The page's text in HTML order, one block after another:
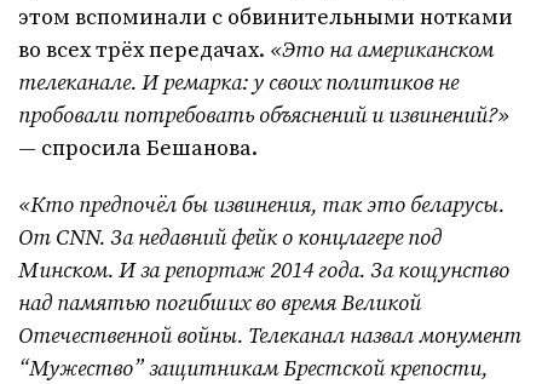
этом вспоминали с обвинительными нотками
во всех трёх передачах. «Это на американском
телеканале. И ремарка: у своих политиков не
пробовали потребовать объяснений и извинений?»
— спросила Бешанова.
«Кто предпочёл бы извинения, так это беларусы.
От CNN. За недавний фейк о концлагере под
Минском. И за репортаж 2014 года. За кощунство
над памятью погибших во время Великой
Отечественной войны. Телеканал назвал монумент
“Мужество” защитникам Брестской крепости,